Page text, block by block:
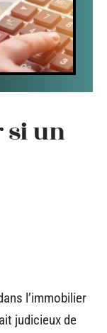
si un
l’immobilier
judicieux de